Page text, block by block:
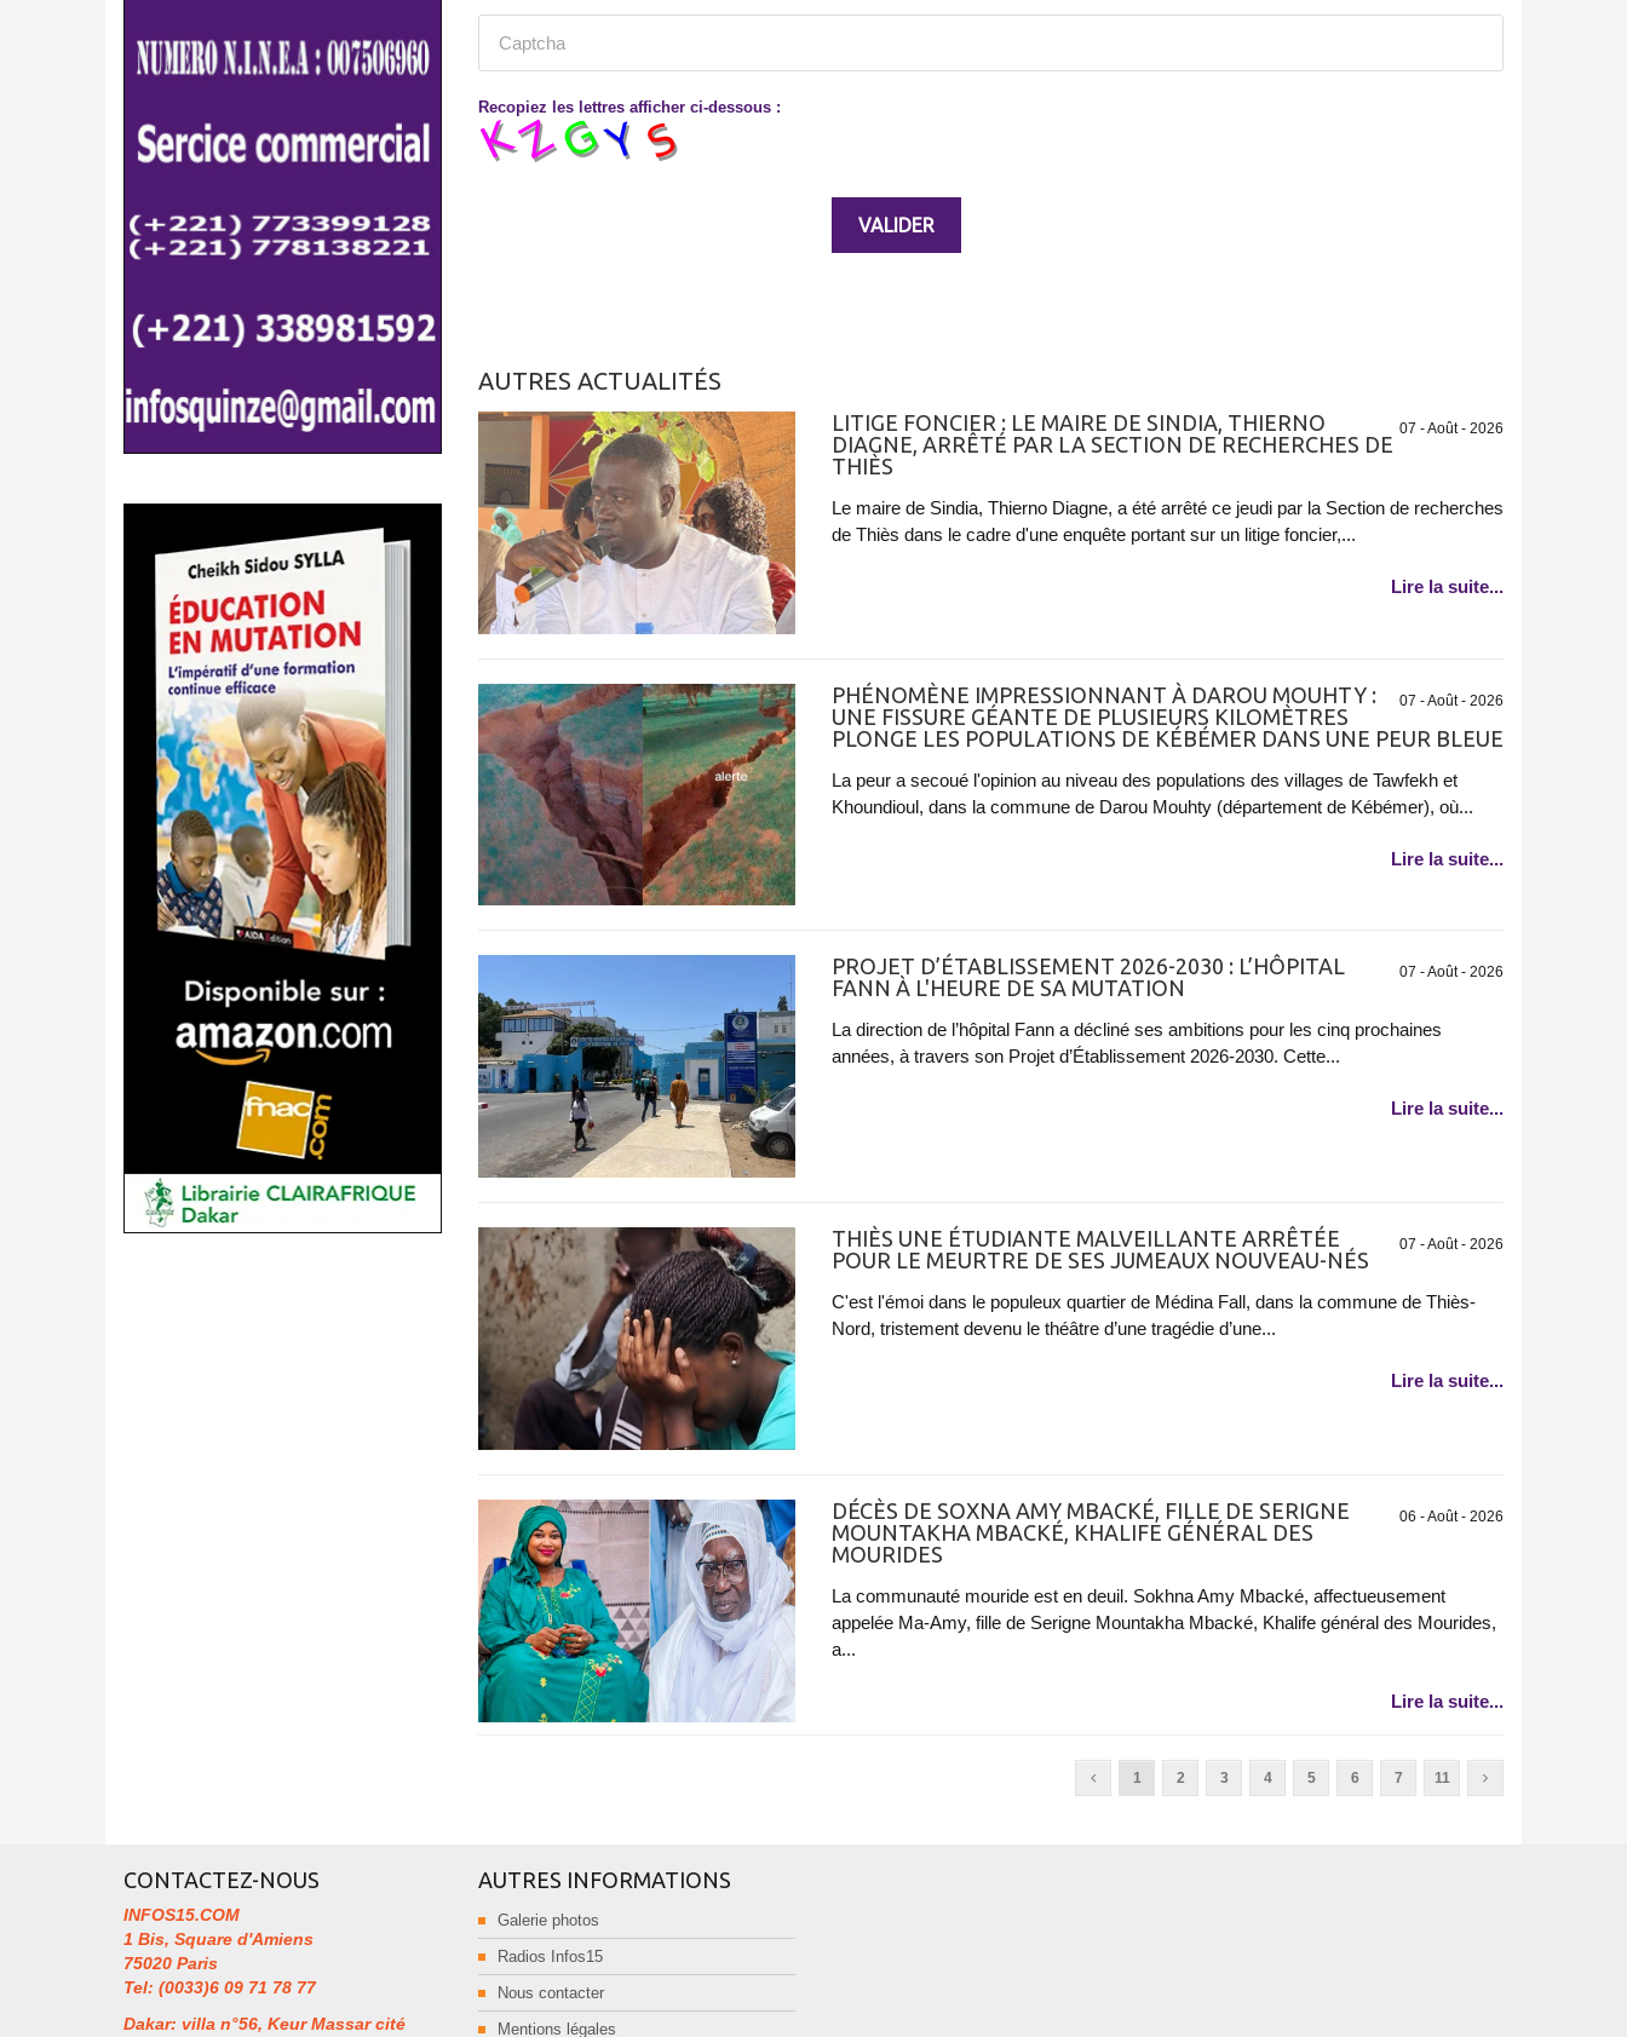
Recopiez les lettres afficher ci-dessous :
AUTRES ACTUALITÉS
07 - Août - 2026
LITIGE FONCIER : LE MAIRE DE SINDIA, THIERNO
DIAGNE, ARRÊTÉ PAR LA SECTION DE RECHERCHES DE
THIÈS
Le maire de Sindia, Thierno Diagne, a été arrêté ce jeudi par la Section de recherches
de Thiès dans le cadre d'une enquête portant sur un litige foncier,...
Lire la suite...
07 - Août - 2026
PHÉNOMÈNE IMPRESSIONNANT À DAROU MOUHTY :
UNE FISSURE GÉANTE DE PLUSIEURS KILOMÈTRES
PLONGE LES POPULATIONS DE KÉBÉMER DANS UNE PEUR BLEUE
La peur a secoué l'opinion au niveau des populations des villages de Tawfekh et
Khoundioul, dans la commune de Darou Mouhty (département de Kébémer), où...
Lire la suite...
07 - Août - 2026
PROJET D’ÉTABLISSEMENT 2026-2030 : L’HÔPITAL
FANN À L'HEURE DE SA MUTATION
La direction de l’hôpital Fann a décliné ses ambitions pour les cinq prochaines
années, à travers son Projet d’Établissement 2026-2030. Cette...
Lire la suite...
07 - Août - 2026
THIÈS UNE ÉTUDIANTE MALVEILLANTE ARRÊTÉE
POUR LE MEURTRE DE SES JUMEAUX NOUVEAU-NÉS
C'est l'émoi dans le populeux quartier de Médina Fall, dans la commune de Thiès-
Nord, tristement devenu le théâtre d’une tragédie d’une...
Lire la suite...
06 - Août - 2026
DÉCÈS DE SOXNA AMY MBACKÉ, FILLE DE SERIGNE
MOUNTAKHA MBACKÉ, KHALIFE GÉNÉRAL DES
MOURIDES
La communauté mouride est en deuil. Sokhna Amy Mbacké, affectueusement
appelée Ma-Amy, fille de Serigne Mountakha Mbacké, Khalife général des Mourides,
a...
Lire la suite...
1 2 3 4 5 6 7 11
CONTACTEZ-NOUS
INFOS15.COM
1 Bis, Square d'Amiens
75020 Paris
Tel: (0033)6 09 71 78 77
Dakar: villa n°56, Keur Massar cité
AUTRES INFORMATIONS
Galerie photos
Radios Infos15
Nous contacter
Mentions légales